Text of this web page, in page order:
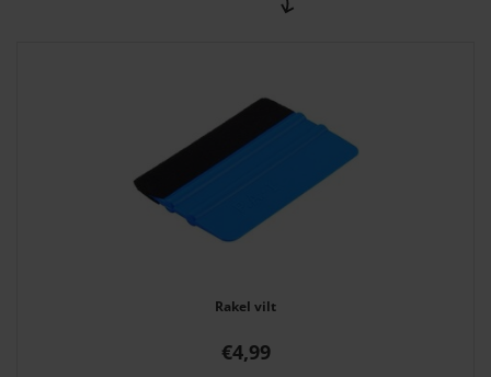
Rakel vilt
€4,99